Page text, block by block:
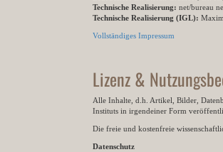
Technische Realisierung: net/bureau
Technische Realisierung (IGL):
Vollständiges Impressum
Lizenz &
Alle Inhalte, d.h. Artikel, Bilder,
Instituts in irgendeiner Form
Die freie und kostenfreie
Datenschutz